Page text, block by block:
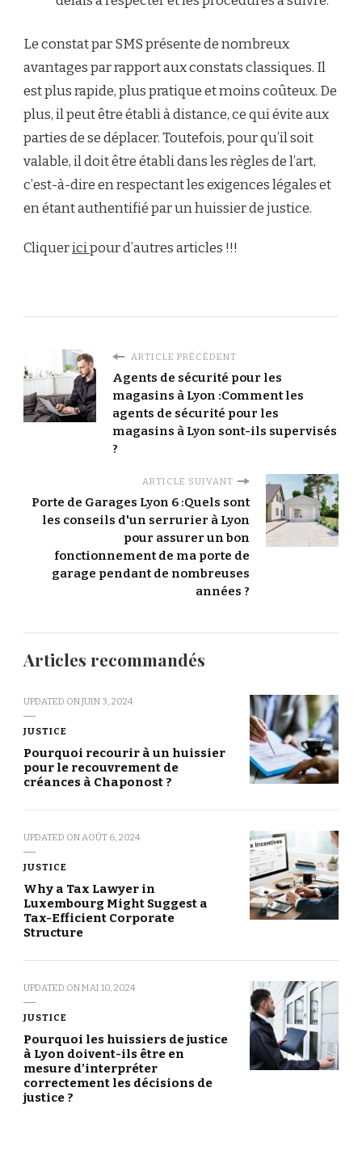
Le constat par SMS présente de nombreux
avantages par rapport aux constats classiques. Il
est plus rapide, plus pratique et moins coûteux. De
plus, il peut être établi à distance, ce qui évite aux
parties de se déplacer. Toutefois, pour qu’il soit
valable, il doit être établi dans les règles de l’art,
c’est-à-dire en respectant les exigences légales et
en étant authentifié par un huissier de justice.
Cliquericipour d’autres articles !!!
ARTICLE PRÉCÉDENT
Agents de sécurité pour les
magasins à Lyon :Comment les
agents de sécurité pour les
magasins à Lyon sont-ils supervisés
?
ARTICLE SUIVANT
Porte de Garages Lyon 6 :Quels sont
les conseils d'un serrurier à Lyon
pour assurer un bon
fonctionnement de ma porte de
garage pendant de nombreuses
années ?
Articles recommandés
UPDATED ONJUIN 3, 2024
JUSTICE
Pourquoi recourir à un huissier
pour le recouvrement de
créances à Chaponost ?
UPDATED ONAOÛT 6, 2024
JUSTICE
Why a Tax Lawyer in
Luxembourg Might Suggest a
Tax-Efficient Corporate
Structure
UPDATED ONMAI 10, 2024
JUSTICE
Pourquoi les huissiers de justice
à Lyon doivent-ils être en
mesure d’interpréter
correctement les décisions de
justice ?